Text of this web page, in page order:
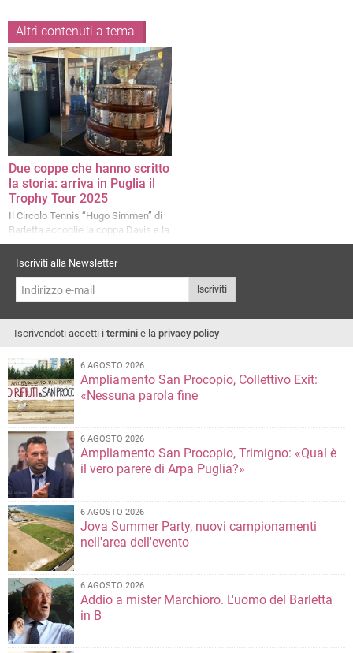
Altri contenuti a tema
Due coppe che hanno scritto
la storia: arriva in Puglia il
Trophy Tour 2025
Il Circolo Tennis “Hugo Simmen” di
Barletta accoglie la coppa Davis e la
Billie Jean King Cup
Iscriviti alla Newsletter
Iscriviti
Iscrivendoti accetti i termini e la privacy policy
6 AGOSTO 2026
Ampliamento San Procopio, Collettivo Exit:
«Nessuna parola fine
6 AGOSTO 2026
Ampliamento San Procopio, Trimigno: «Qual è
il vero parere di Arpa Puglia?»
6 AGOSTO 2026
Jova Summer Party, nuovi campionamenti
nell'area dell'evento
6 AGOSTO 2026
Addio a mister Marchioro. L'uomo del Barletta
in B